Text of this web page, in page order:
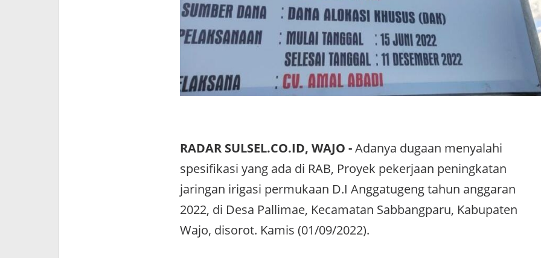
RADAR SULSEL.CO.ID, WAJO -Adanya dugaan menyalahi
spesifikasi yang ada di RAB, Proyek pekerjaan peningkatan
jaringan irigasi permukaan D.I Anggatugeng tahun anggaran
2022, di Desa Pallimae, Kecamatan Sabbangparu, Kabupaten
Wajo, disorot. Kamis (01/09/2022).